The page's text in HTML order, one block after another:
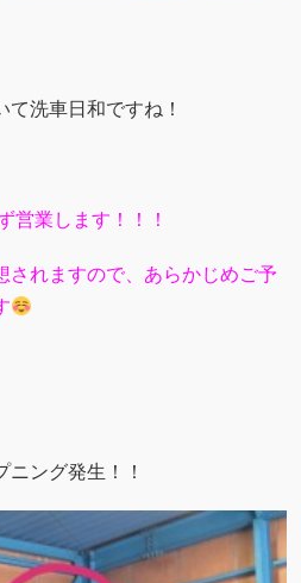
て洗車日和ですね！
営業します！！！
されますので、あらかじめご予
ング発生！！